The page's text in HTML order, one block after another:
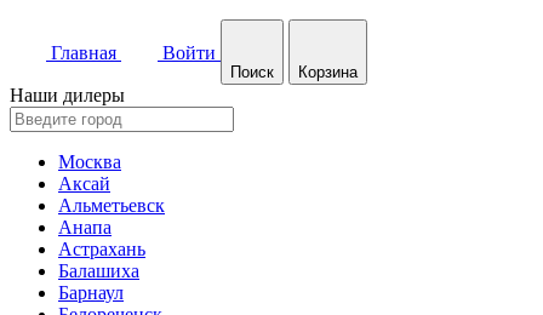
Главная Войти
Поиск Корзина
Наши дилеры
Москва
Аксай
Альметьевск
Анапа
Астрахань
Балашиха
Барнаул